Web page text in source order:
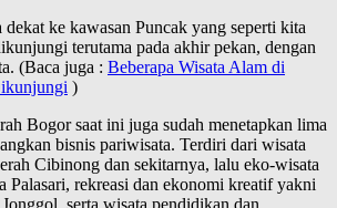
ke kawasan Puncak yang seperti kita
terutama pada akhir pekan, dengan
(Baca juga : Beberapa Wisata Alam di
)
Bogor saat ini juga sudah menetapkan lima
bisnis pariwisata. Terdiri dari wisata
Cibinong dan sekitarnya, lalu eko-wisata
Palasari, rekreasi dan ekonomi kreatif yakni
serta wisata pendidikan dan